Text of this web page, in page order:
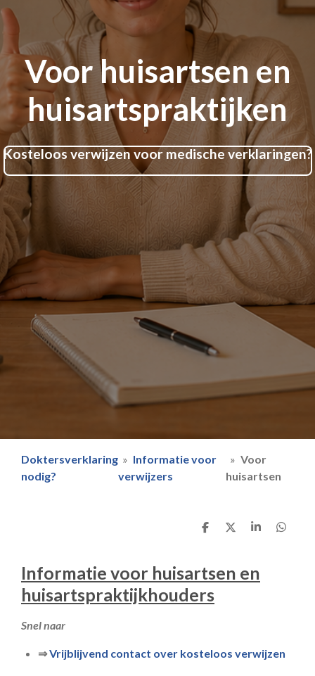
Voor huisartsen en
huisartspraktijken
Kosteloos verwijzen voor medische verklaringen?
Doktersverklaring
nodig?
» Informatie voor
verwijzers
» Voor
huisartsen
D
e
n
D
S
e
D
Informatie voor huisartsen en
huisartspraktijkhouders
Snel naar
⇒Vrijblijvend contact over kosteloos verwijzen